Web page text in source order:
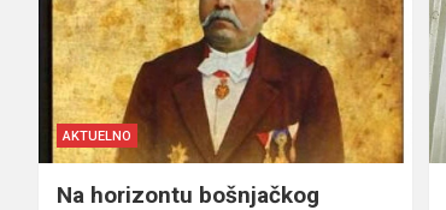
AKTUELNO
Na horizontu bošnjačkog